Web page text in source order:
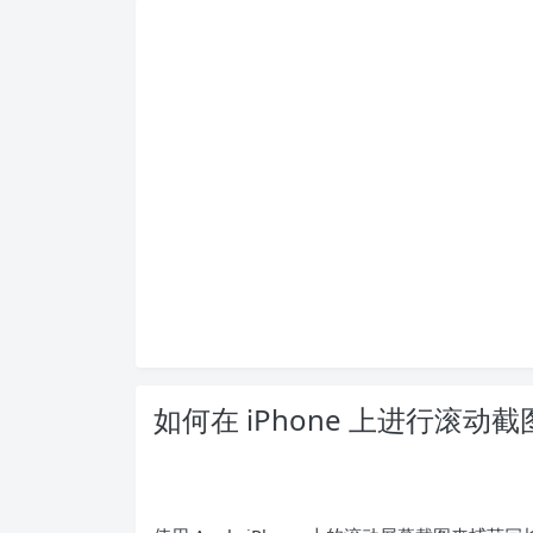
如何在 iPhone 上进行滚动截